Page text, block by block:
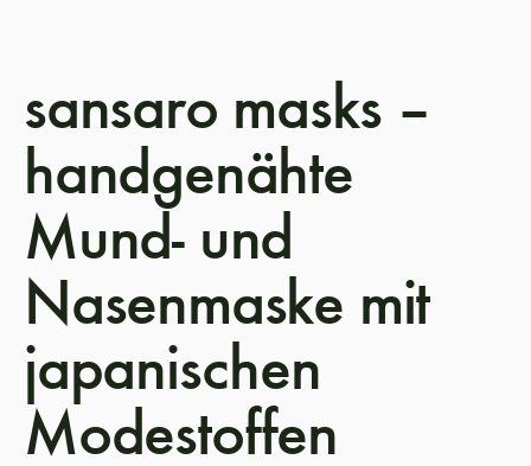
sansaro masks –
handgenähte
Mund- und
Nasenmaske mit
japanischen
Modestoffen